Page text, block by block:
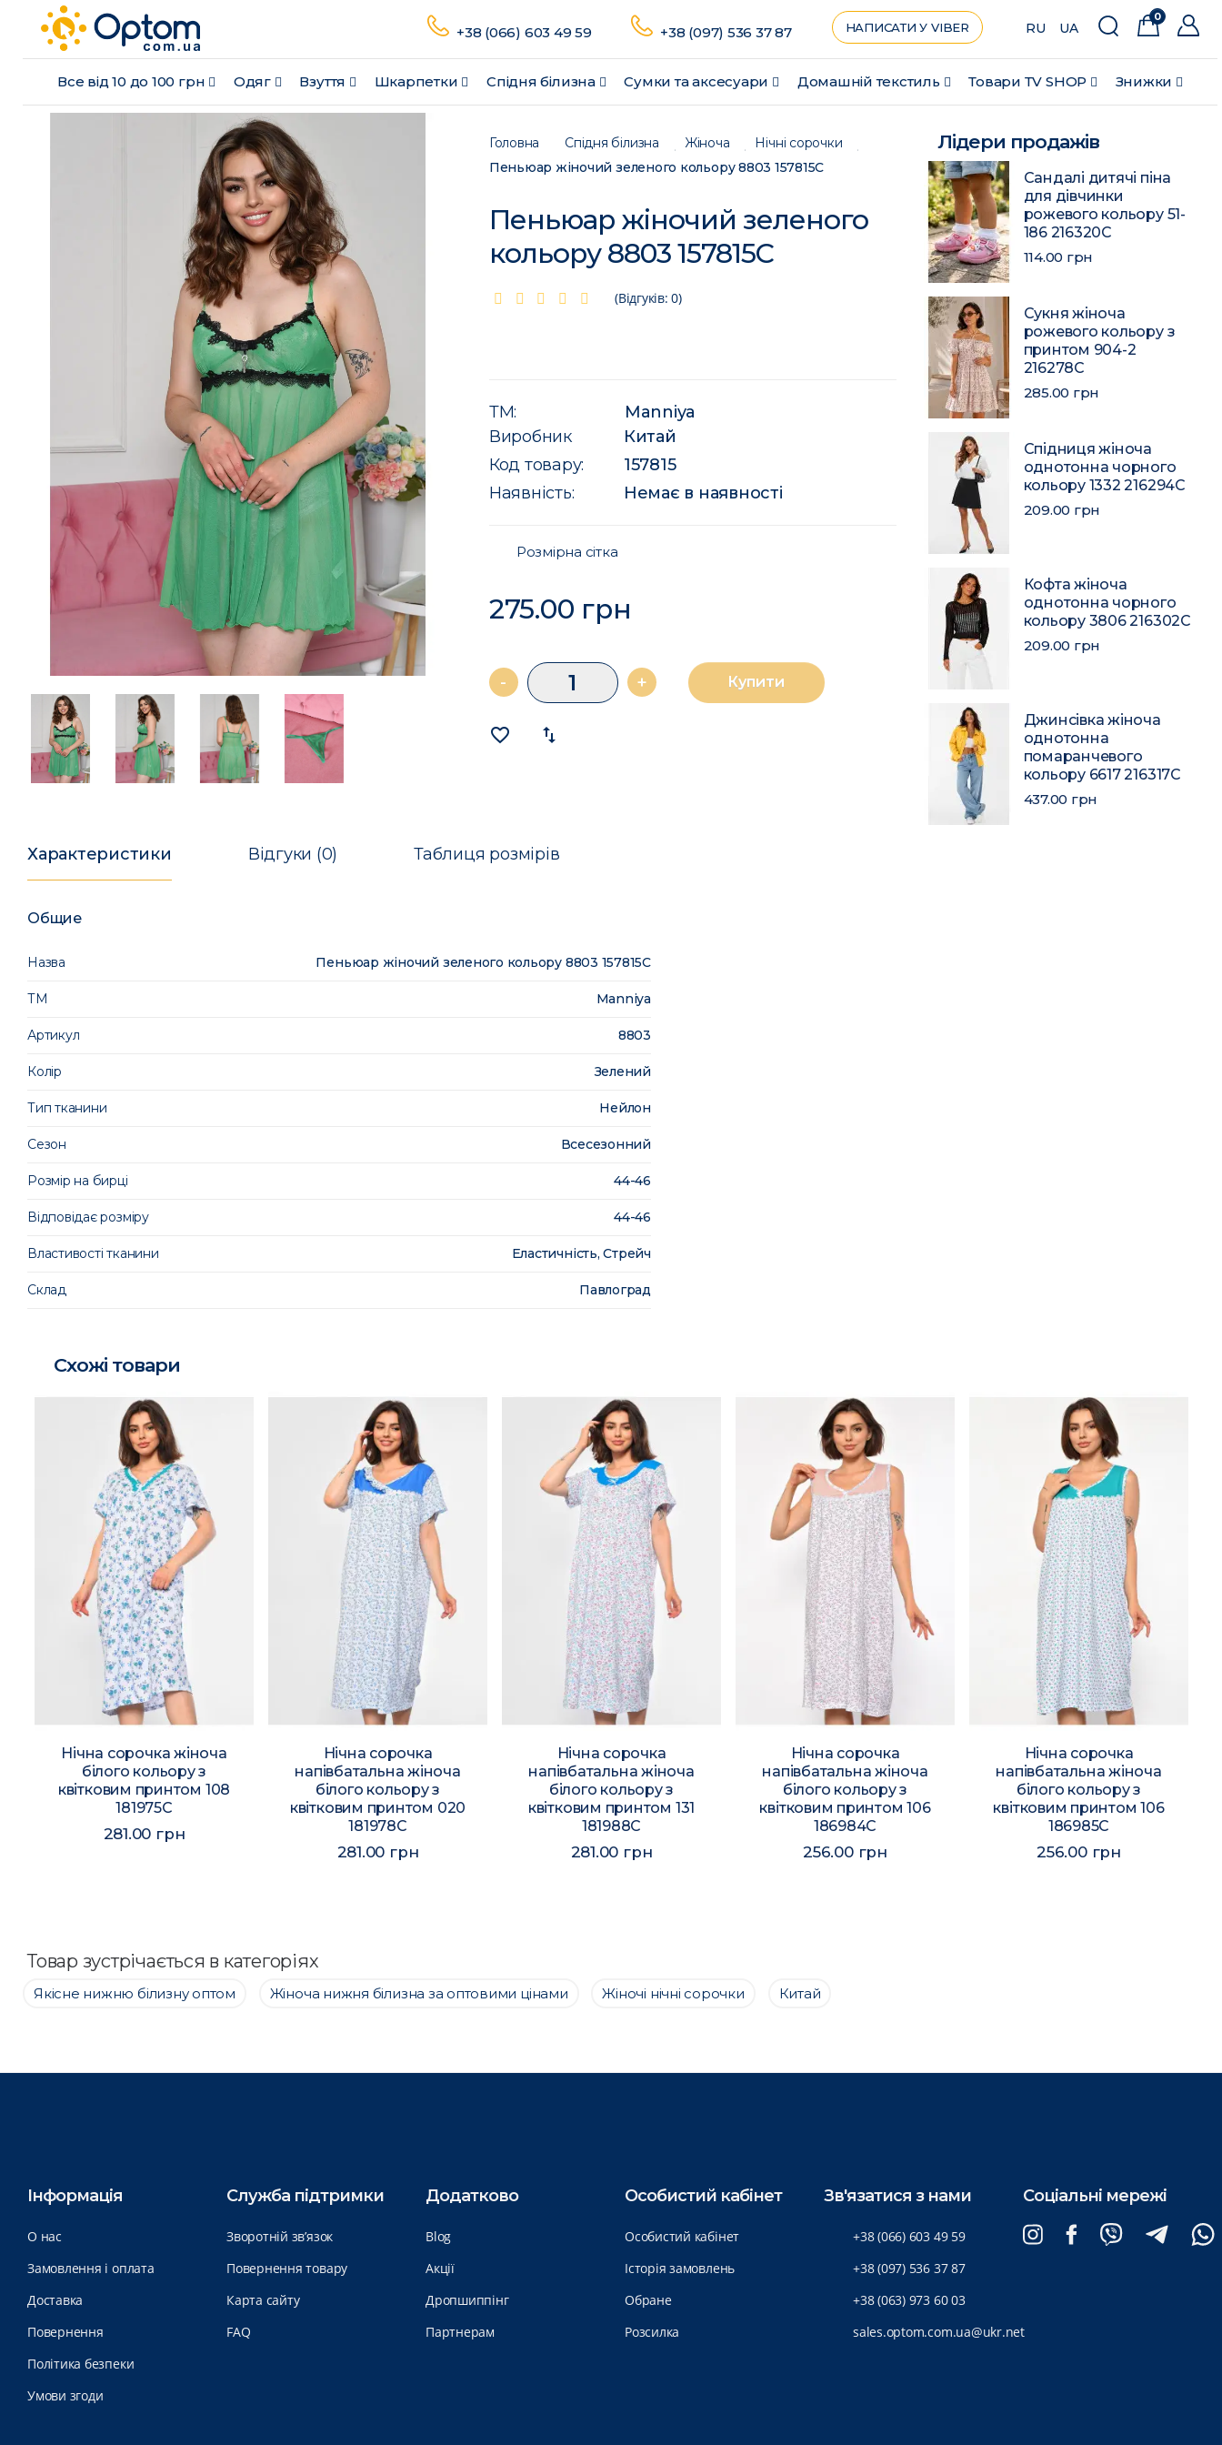
Все від 10 до 100 грн Одяг Взуття Шкарпетки Спідня білизна Сумки та аксесуари Домашній текстиль Товари ТV SHOP Знижки
+38 (066) 603 49 59 +38 (097) 536 37 87 НАПИСАТИ У VIBER RU UA
0
Головна Спідня білизна Жіноча
Нічні сорочки
Пеньюар жіночий зеленого кольору 8803 157815C
Пеньюар жіночий зеленого
кольору 8803 157815C
(Відгуків: 0)
ТМ:
Manniya
Виробник
Китай
Код товару:
157815
Наявність:
Немає в наявності
Розмірна сітка
275.00 грн
- + Купити
favorite_border import_export
Характеристики Відгуки (0) Таблиця розмірів
Общие
Назва Пеньюар жіночий зеленого кольору 8803 157815C
ТМ Manniya
Артикул 8803
Колір Зелений
Тип тканини Нейлон
Сезон Всесезонний
Розмір на бирці 44-46
Відповідає розміру 44-46
Властивості тканини Еластичність, Стрейч
Склад Павлоград
Лідери продажів
Сандалі дитячі піна
для дівчинки
рожевого кольору 51-
186 216320C
114.00 грн
Сукня жіноча
рожевого кольору з
принтом 904-2
216278C
285.00 грн
Спідниця жіноча
однотонна чорного
кольору 1332 216294C
209.00 грн
Кофта жіноча
однотонна чорного
кольору 3806 216302C
209.00 грн
Джинсівка жіноча
однотонна
помаранчевого
кольору 6617 216317C
437.00 грн
Схожі товари
Нічна сорочка жіноча
білого кольору з
квітковим принтом 108
181975C
281.00 грн
Нічна сорочка
напівбатальна жіноча
білого кольору з
квітковим принтом 020
181978C
281.00 грн
Нічна сорочка
напівбатальна жіноча
білого кольору з
квітковим принтом 131
181988C
281.00 грн
Нічна сорочка
напівбатальна жіноча
білого кольору з
квітковим принтом 106
186984C
256.00 грн
Нічна сорочка
напівбатальна жіноча
білого кольору з
квітковим принтом 106
186985C
256.00 грн
Товар зустрічається в категоріях
Якісне нижню білизну оптом Жіноча нижня білизна за оптовими цінами Жіночі нічні сорочки Китай
Інформація
О нас
Замовлення і оплата
Доставка
Повернення
Політика безпеки
Умови згоди
Служба підтримки
Зворотній зв’язок
Повернення товару
Карта сайту
FAQ
Додатково
Blog
Акції
Дропшиппінг
Партнерам
Особистий кабінет
Особистий кабінет
Історія замовлень
Обране
Розсилка
Зв'язатися з нами
+38 (066) 603 49 59
+38 (097) 536 37 87
+38 (063) 973 60 03
sales.optom.com.ua@ukr.net
Соціальні мережі